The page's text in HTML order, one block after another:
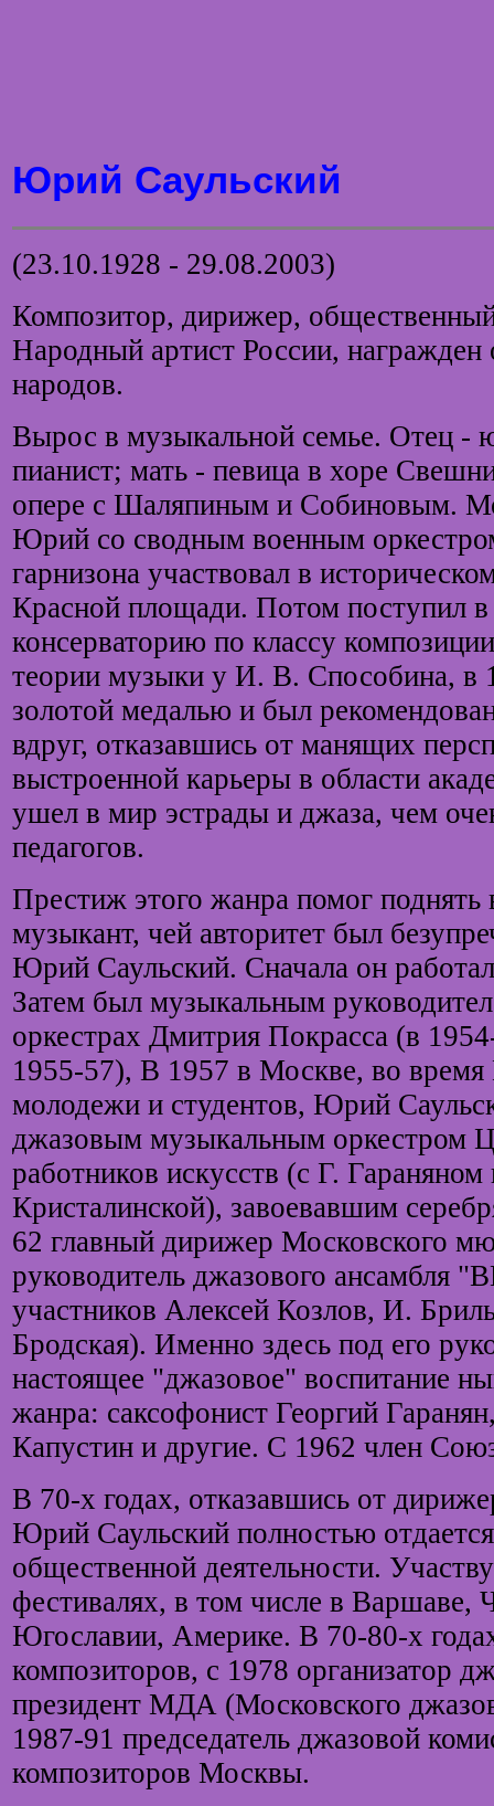
Юрий Саульский
(23.10.1928 - 29.08.2003)
Композитор, дирижер,
Народный артист России,
народов.
Вырос в музыкальной семье. Отец -
пианист; мать - певица в хоре
опере с Шаляпиным и Собиновым.
Юрий со сводным военным
гарнизона участвовал в
Красной площади. Потом поступил
консерваторию по классу
теории музыки у И. В. Способина, в
золотой медалью и был
вдруг, отказавшись от манящих
выстроенной карьеры в области
ушел в мир эстрады и джаза, чем
педагогов.
Престиж этого жанра помог поднять
музыкант, чей авторитет был
Юрий Саульский. Сначала он
Затем был музыкальным
оркестрах Дмитрия Покрасса (в
1955-57), В 1957 в Москве, во время
молодежи и студентов, Юрий
джазовым музыкальным оркестром
работников искусств (с Г.
Кристалинской), завоевавшим
62 главный дирижер Московского
руководитель джазового ансамбля
участников Алексей Козлов, И.
Бродская). Именно здесь под его
настоящее "джазовое" воспитание
жанра: саксофонист Георгий
Капустин и другие. С 1962 член
В 70-х годах, отказавшись от
Юрий Саульский полностью
общественной деятельности.
фестивалях, в том числе в Варшаве,
Югославии, Америке. В 70-80-х
композиторов, c 1978 организатор
президент МДА (Московского
1987-91 председатель джазовой
композиторов Москвы.